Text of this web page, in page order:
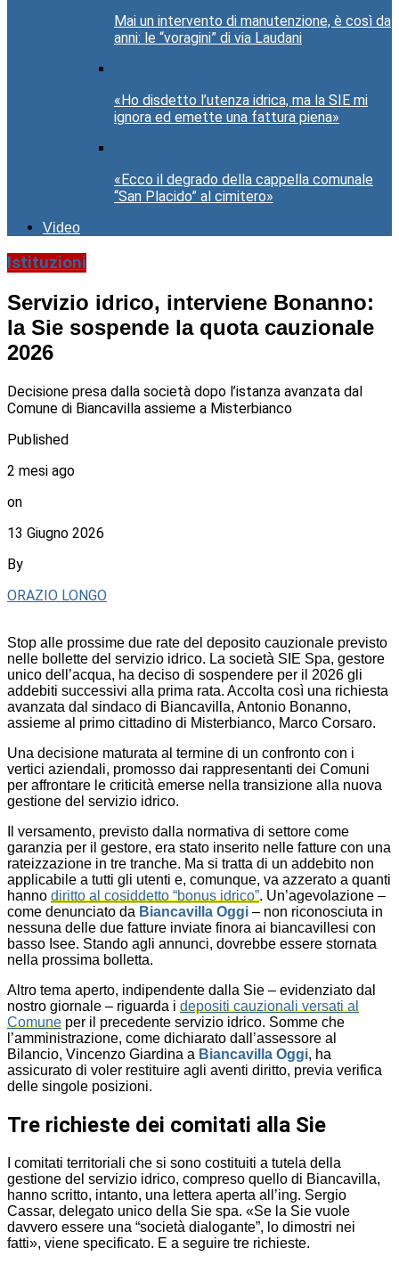
Mai un intervento di manutenzione, è così da
anni: le “voragini” di via Laudani
«Ho disdetto l’utenza idrica, ma la SIE mi
ignora ed emette una fattura piena»
«Ecco il degrado della cappella comunale
“San Placido” al cimitero»
Video
Istituzioni
Servizio idrico, interviene Bonanno:
la Sie sospende la quota cauzionale
2026
Decisione presa dalla società dopo l’istanza avanzata dal
Comune di Biancavilla assieme a Misterbianco
Published
2 mesi ago
on
13 Giugno 2026
By
ORAZIO LONGO
Stop alle prossime due rate del deposito cauzionale previsto
nelle bollette del servizio idrico. La società SIE Spa, gestore
unico dell’acqua, ha deciso di sospendere per il 2026 gli
addebiti successivi alla prima rata. Accolta così una richiesta
avanzata dal sindaco di Biancavilla, Antonio Bonanno,
assieme al primo cittadino di Misterbianco, Marco Corsaro.
Una decisione maturata al termine di un confronto con i
vertici aziendali, promosso dai rappresentanti dei Comuni
per affrontare le criticità emerse nella transizione alla nuova
gestione del servizio idrico.
Il versamento, previsto dalla normativa di settore come
garanzia per il gestore, era stato inserito nelle fatture con una
rateizzazione in tre tranche. Ma si tratta di un addebito non
applicabile a tutti gli utenti e, comunque, va azzerato a quanti
hanno diritto al cosiddetto “bonus idrico”. Un’agevolazione –
come denunciato da Biancavilla Oggi – non riconosciuta in
nessuna delle due fatture inviate finora ai biancavillesi con
basso Isee. Stando agli annunci, dovrebbe essere stornata
nella prossima bolletta.
Altro tema aperto, indipendente dalla Sie – evidenziato dal
nostro giornale – riguarda i depositi cauzionali versati al
Comune per il precedente servizio idrico. Somme che
l’amministrazione, come dichiarato dall’assessore al
Bilancio, Vincenzo Giardina a Biancavilla Oggi, ha
assicurato di voler restituire agli aventi diritto, previa verifica
delle singole posizioni.
Tre richieste dei comitati alla Sie
I comitati territoriali che si sono costituiti a tutela della
gestione del servizio idrico, compreso quello di Biancavilla,
hanno scritto, intanto, una lettera aperta all’ing. Sergio
Cassar, delegato unico della Sie spa. «Se la Sie vuole
davvero essere una “società dialogante”, lo dimostri nei
fatti», viene specificato. E a seguire tre richieste.